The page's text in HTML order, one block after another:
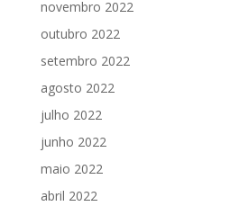
novembro 2022
outubro 2022
setembro 2022
agosto 2022
julho 2022
junho 2022
maio 2022
abril 2022